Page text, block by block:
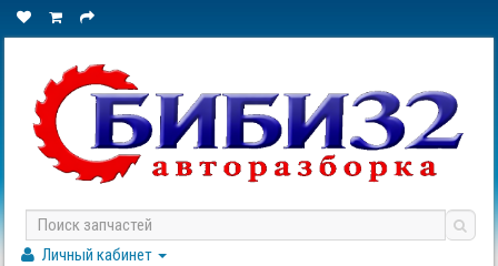
Личный кабинет